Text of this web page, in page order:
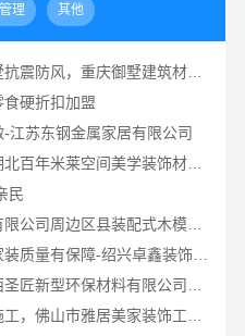
理 其他
巴南定制化现浇别墅抗震防风，重庆御墅建筑材料有限公司品质之选
硬折扣加盟
江苏东钢金属家居有限公司
荆州装修公司婚房湖北百年米莱空间美学装饰材料有限公司
民
重庆御墅建筑材料有限公司周边区县装配式木模售后
绍兴越城区个性化家装质量有保障-绍兴卓鑫装饰材料有限公司